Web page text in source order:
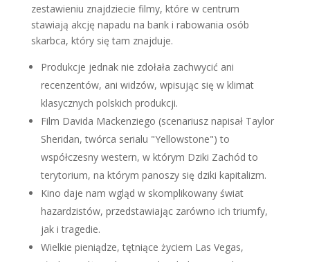
zestawieniu znajdziecie filmy, które w centrum
stawiają akcję napadu na bank i rabowania osób
skarbca, który się tam znajduje.
Produkcje jednak nie zdołała zachwycić ani
recenzentów, ani widzów, wpisując się w klimat
klasycznych polskich produkcji.
Film Davida Mackenziego (scenariusz napisał Taylor
Sheridan, twórca serialu "Yellowstone") to
współczesny western, w którym Dziki Zachód to
terytorium, na którym panoszy się dziki kapitalizm.
Kino daje nam wgląd w skomplikowany świat
hazardzistów, przedstawiając zarówno ich triumfy,
jak i tragedie.
Wielkie pieniądze, tętniące życiem Las Vegas,